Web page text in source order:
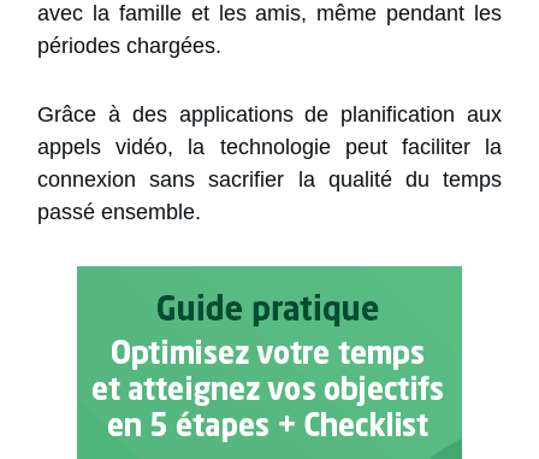
avec la famille et les amis, même pendant les
périodes chargées.
Grâce à des applications de planification aux
appels vidéo, la technologie peut faciliter la
connexion sans sacrifier la qualité du temps
passé ensemble.